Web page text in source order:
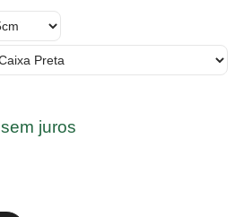
juros